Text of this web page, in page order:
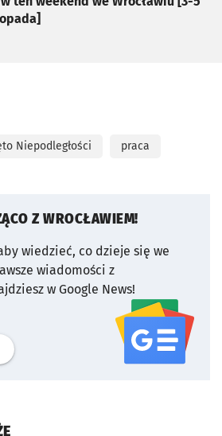
Niepodległości praca
Z WROCŁAWIEM!
wiedzieć, co dzieje się we
wiadomości z
w Google News!
serwisu